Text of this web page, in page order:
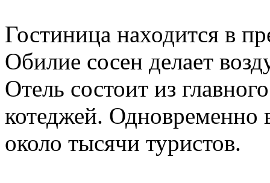
Гостиница находится в
Обилие сосен делает
Отель состоит из
котеджей. Одновременно
около тысячи туристов.